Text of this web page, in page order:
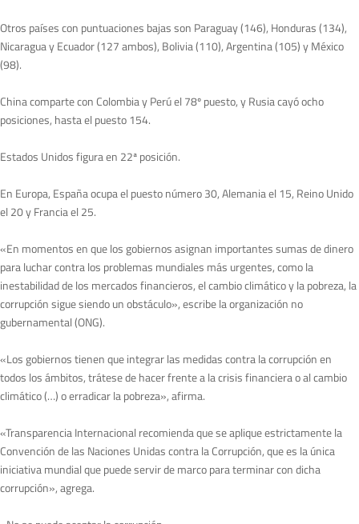
Otros países con puntuaciones bajas son Paraguay (146), Honduras (134),
Nicaragua y Ecuador (127 ambos), Bolivia (110), Argentina (105) y México
(98).
China comparte con Colombia y Perú el 78º puesto, y Rusia cayó ocho
posiciones, hasta el puesto 154.
Estados Unidos figura en 22ª posición.
En Europa, España ocupa el puesto número 30, Alemania el 15, Reino Unido
el 20 y Francia el 25.
«En momentos en que los gobiernos asignan importantes sumas de dinero
para luchar contra los problemas mundiales más urgentes, como la
inestabilidad de los mercados financieros, el cambio climático y la pobreza, la
corrupción sigue siendo un obstáculo», escribe la organización no
gubernamental (ONG).
«Los gobiernos tienen que integrar las medidas contra la corrupción en
todos los ámbitos, trátese de hacer frente a la crisis financiera o al cambio
climático (…) o erradicar la pobreza», afirma.
«Transparencia Internacional recomienda que se aplique estrictamente la
Convención de las Naciones Unidas contra la Corrupción, que es la única
iniciativa mundial que puede servir de marco para terminar con dicha
corrupción», agrega.